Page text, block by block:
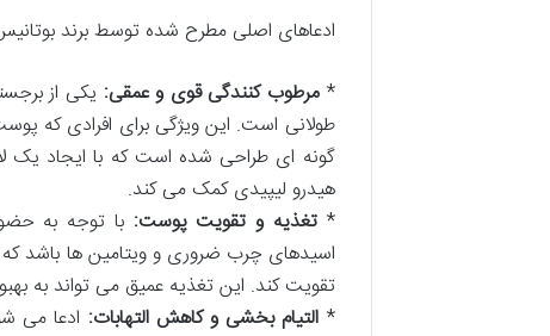
ادعاهای اصلی مطرح شده توسط برند
*مرطوب کنندگی قوی و عمقی: یکی از
طولانی است. این ویژگی برای افرادی که
گونه ای طراحی شده است که با ایجاد یک
هیدرو لیپیدی کمک می کند.
*تغذیه و تقویت پوست: با توجه به
اسیدهای چرب ضروری و ویتامین ها باشد که
تقویت کند. این تغذیه عمیق می تواند به
* التیام بخشی و کاهش التهابات: ادعا می